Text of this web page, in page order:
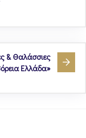
& Θαλάσσιες
Ελλάδα»